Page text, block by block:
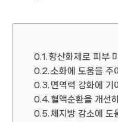
항산화제로 피부
소화에 도움을 주
면역력 강화에 기
혈액순환을 개선
체지방 감소에 도